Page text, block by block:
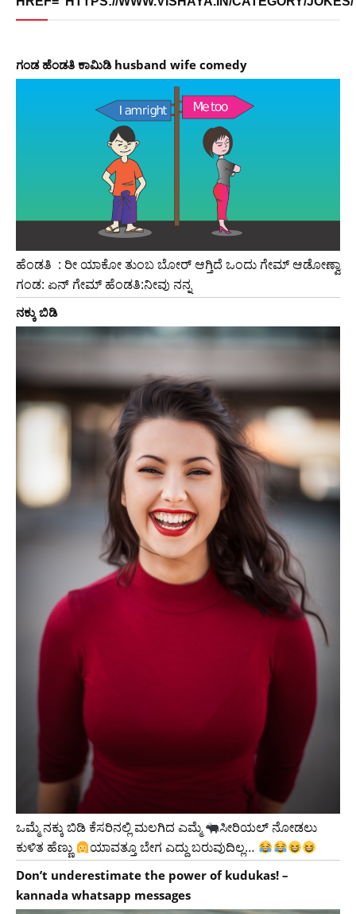
ಗಂಡ ಹೆಂಡತಿ ಕಾಮಿಡಿ husband wife comedy
ಹೆಂಡತಿ : ರೀ ಯಾಕೋ ತುಂಬ ಬೋರ್ ಆಗ್ತಿದೆ ಒಂದು ಗೇಮ್ ಆಡೋಣ್ವಾ
ಗಂಡ: ಏನ್ ಗೇಮ್ ಹೆಂಡತಿ:ನೀವು ನನ್ನ
ನಕ್ಕು ಬಿಡಿ
ಒಮ್ಮೆ ನಕ್ಕು ಬಿಡಿ ಕೆಸರಿನಲ್ಲಿ ಮಲಗಿದ ಎಮ್ಮೆ
ಸೀರಿಯಲ್ ನೋಡಲು
ಕುಳಿತ ಹೆಣ್ಣು
ಯಾವತ್ತೂ ಬೇಗ ಎದ್ದು ಬರುವುದಿಲ್ಲ…
Don’t underestimate the power of kudukas! –
kannada whatsapp messages